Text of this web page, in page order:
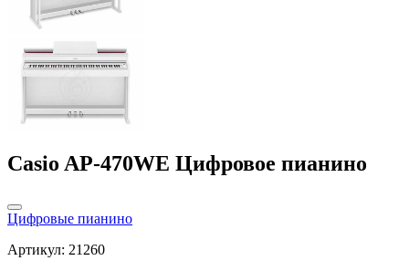
Casio AP-470WE Цифровое пианино
Цифровые пианино
Артикул: 21260